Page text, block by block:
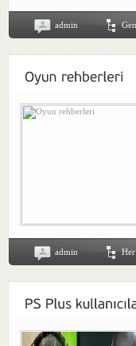
admin
admin